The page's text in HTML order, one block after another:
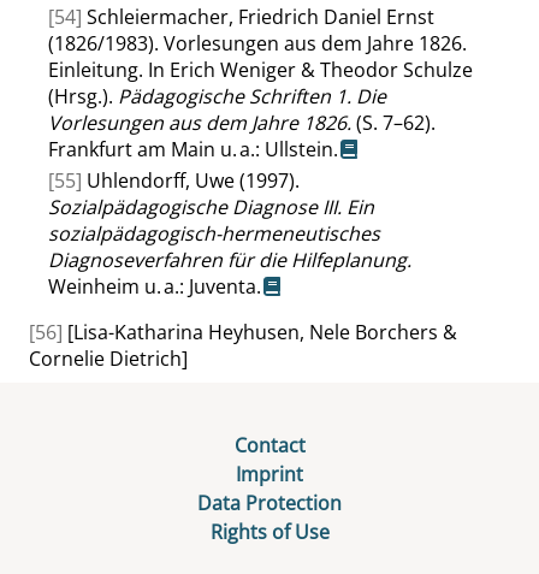
[54] Schleiermacher, Friedrich Daniel Ernst
(1826/1983). Vorlesungen aus dem Jahre 1826.
Einleitung. In Erich Weniger & Theodor Schulze
(Hrsg.). Pädagogische Schriften 1. Die
Vorlesungen aus dem Jahre 1826.(S. 7–62).
Frankfurt am Main u. a.: Ullstein.
[55] Uhlendorff, Uwe (1997).
Sozialpädagogische Diagnose III. Ein
sozialpädagogisch-hermeneutisches
Diagnoseverfahren für die Hilfeplanung.
Weinheim u. a.: Juventa.
[56] [Lisa-Katharina Heyhusen, Nele Borchers &
Cornelie Dietrich]
Contact
Imprint
Data Protection
Rights of Use